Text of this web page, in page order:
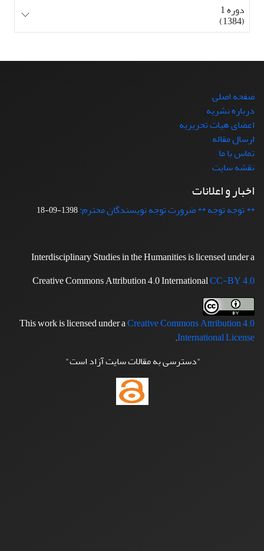
دوره 1
(1384)
صفحه اصلی
درباره نشریه
اعضای هیات تحریریه
ارسال مقاله
تماس با ما
نقشه سایت
اخبار و اعلانات
** توجه توجه ** ضرورت توجه نویسندگان محترم:1398-09-18
Interdisciplinary Studies in the Humanities is licensed under a
Creative Commons Attribution 4.0 InternationalCC-BY 4.0
This work is licensed under aCreative Commons Attribution 4.0
International License
.
"دسترسی به مقالات سایت آزاد است"